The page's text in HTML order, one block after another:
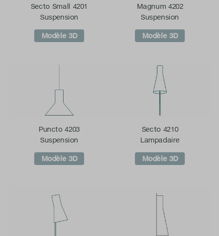
Secto Small 4201
Suspension
Modèle 3D
Magnum 4202
Suspension
Modèle 3D
Puncto 4203
Suspension
Modèle 3D
Secto 4210
Lampadaire
Modèle 3D